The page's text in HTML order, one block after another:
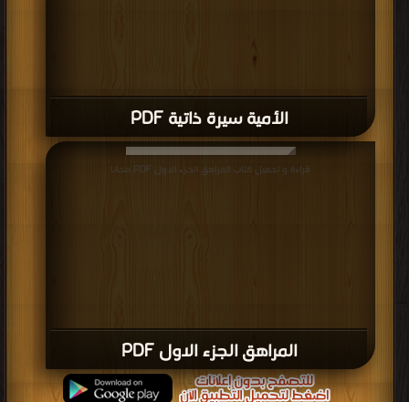
الأمية سيرة ذاتية PDF
المراهق الجزء الاول PDF
قراءة و تحميل كتاب المراهق الجزء الاول PDF مجانا